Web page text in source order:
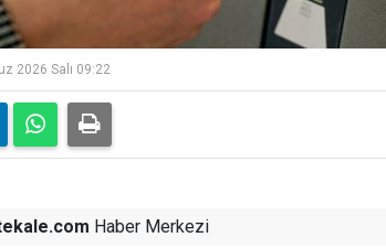
2026 Salı 09:22
Haber Merkezi